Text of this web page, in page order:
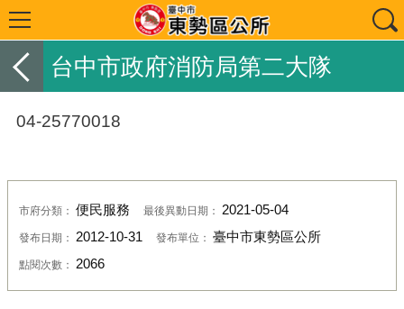
台中市政府消防局第二大隊
04-25770018
市府分類： 便民服務 最後異動日期： 2021-05-04
發布日期： 2012-10-31 發布單位： 臺中市東勢區公所
點閱次數： 2066